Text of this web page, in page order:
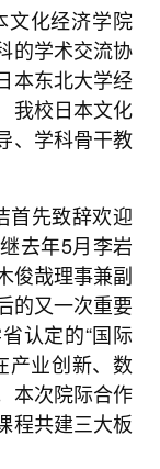
文化经济学院
的学术交流协
本东北大学经
我校日本文化
、学科骨干教
首先致辞欢迎
去年5月李岩
俊哉理事兼副
的又一次重要
认定的“国际
产业创新、数
本次院际合作
程共建三大板